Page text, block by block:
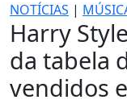
NOTÍCIAS |
Harry
da tabela
vendidos